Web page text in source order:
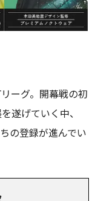
ーグ。開幕戦の初
遂げていく中、
の登録が進んでい